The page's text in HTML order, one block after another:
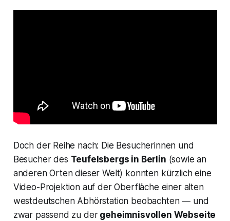
Doch der Reihe nach: Die Besucherinnen und
Besucher des Teufelsbergs in Berlin (sowie an
anderen Orten dieser Welt) konnten kürzlich eine
Video-Projektion auf der Oberfläche einer alten
westdeutschen Abhörstation beobachten — und
zwar passend zu dergeheimnisvollen Webseite